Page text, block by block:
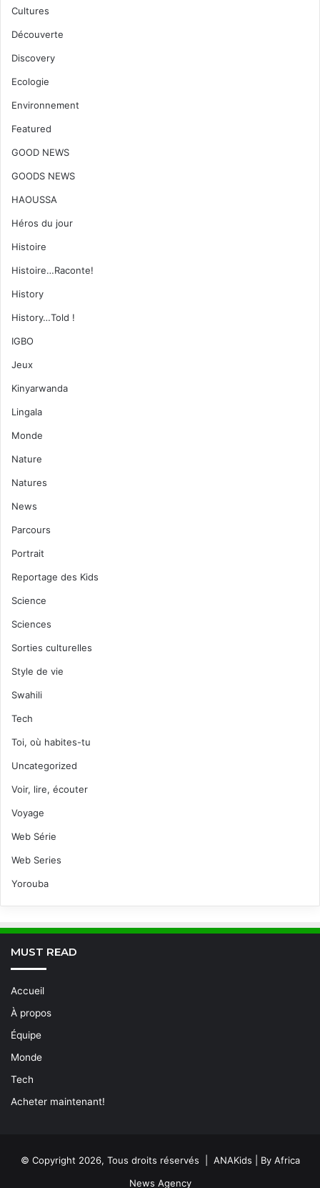
Cultures
Découverte
Discovery
Ecologie
Environnement
Featured
GOOD NEWS
GOODS NEWS
HAOUSSA
Héros du jour
Histoire
Histoire…Raconte!
History
History…Told !
IGBO
Jeux
Kinyarwanda
Lingala
Monde
Nature
Natures
News
Parcours
Portrait
Reportage des Kids
Science
Sciences
Sorties culturelles
Style de vie
Swahili
Tech
Toi, où habites-tu
Uncategorized
Voir, lire, écouter
Voyage
Web Série
Web Series
Yorouba
MUST READ
Accueil
À propos
Équipe
Monde
Tech
Acheter maintenant!
© Copyright 2026, Tous droits réservés | ANAKids | By Africa
News Agency